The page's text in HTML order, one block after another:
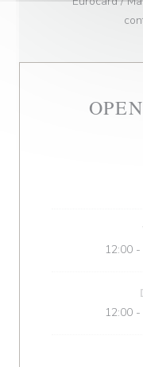
12:00
12:00